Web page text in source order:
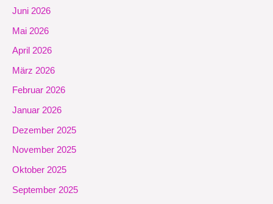
Juni 2026
Mai 2026
April 2026
März 2026
Februar 2026
Januar 2026
Dezember 2025
November 2025
Oktober 2025
September 2025